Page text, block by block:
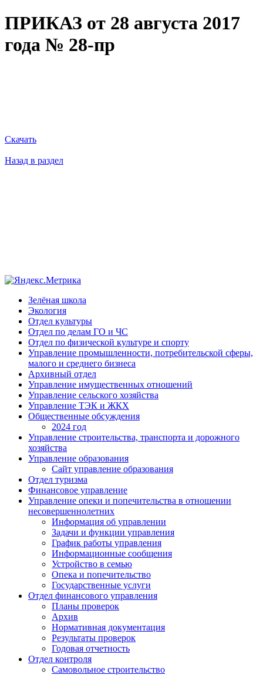
ПРИКАЗ от 28 августа 2017
года № 28-пр
Скачать
Назад в раздел
Зелёная школа
Экология
Отдел культуры
Отдел по делам ГО и ЧС
Отдел по физической культуре и спорту
Управление промышленности, потребительской сферы,
малого и среднего бизнеса
Архивный отдел
Управление имущественных отношений
Управление сельского хозяйства
Управление ТЭК и ЖКХ
Общественные обсуждения
2024 год
Управление строительства, транспорта и дорожного
хозяйства
Управление образования
Сайт управление образования
Отдел туризма
Финансовое управление
Управление опеки и попечительства в отношении
несовершеннолетних
Информация об управлении
Задачи и функции управления
График работы управления
Информационные сообщения
Устройство в семью
Опека и попечительство
Государственные услуги
Отдел финансового управления
Планы проверок
Архив
Нормативная документация
Результаты проверок
Годовая отчетность
Отдел контроля
Самовольное строительство